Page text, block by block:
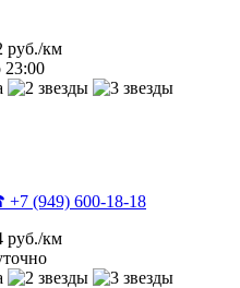
руб./км
23:00
(949) 600-18-18
руб./км